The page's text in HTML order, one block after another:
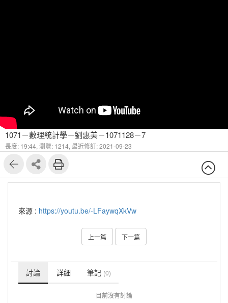
1071－數理統計學－劉惠美－1071128－7
長度: 19:44, 瀏覽: 1214, 最近修訂: 2021-09-23
來源 : https://youtu.be/-LFaywqXkVw
上一篇 下一篇
討論 詳細 筆記 (0)
目前沒有討論